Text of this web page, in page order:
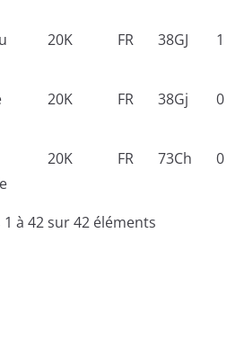
20K FR 38GJ 1
20K FR 38Gj 0
20K FR 73Ch 0
à 42 sur 42 éléments